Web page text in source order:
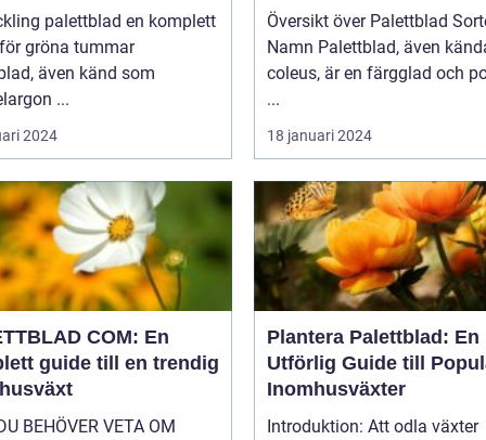
palettblad en komplett
gröna tummar
även känd som
...
2024
Översikt över Palettblad
Namn Palettblad, även kända som
coleus, är en färgglad och
...
18 januari 2024
COM: En
guide till en trendig
BEHÖVER VETA OM
Plantera Palettblad: En
Utförlig Guide till
Inomhusväxter
Introduktion: Att odla växter